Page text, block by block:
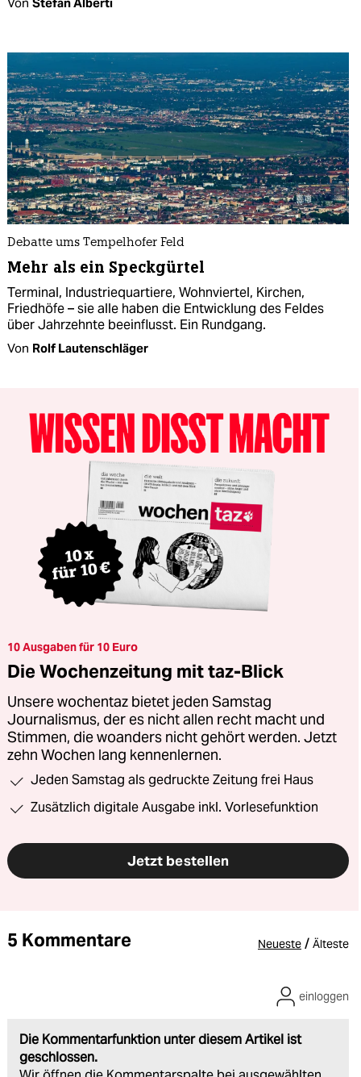
Debatte ums Tempelhofer Feld
Mehr als ein Speckgürtel
Terminal, Industriequartiere, Wohnviertel, Kirchen,
Friedhöfe – sie alle haben die Entwicklung des Feldes
über Jahrzehnte beeinflusst. Ein Rundgang.
Von Rolf Lautenschläger
10 Ausgaben für 10 Euro
Die Wochenzeitung mit taz-Blick
Unsere wochentaz bietet jeden Samstag
Journalismus, der es nicht allen recht macht und
Stimmen, die woanders nicht gehört werden. Jetzt
zehn Wochen lang kennenlernen.
Jeden Samstag als gedruckte Zeitung frei Haus
Zusätzlich digitale Ausgabe inkl. Vorlesefunktion
Jetzt bestellen
5 Kommentare Neueste / Älteste
Die Kommentarfunktion unter diesem Artikel ist
geschlossen.
einloggen